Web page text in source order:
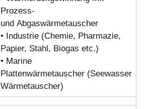
Prozess-
und Abgaswärmetauscher
• Industrie (Chemie, Pharmazie,
Papier, Stahl, Biogas etc.)
• Marine
Plattenwärmetauscher (Seewasser
Wärmetauscher)